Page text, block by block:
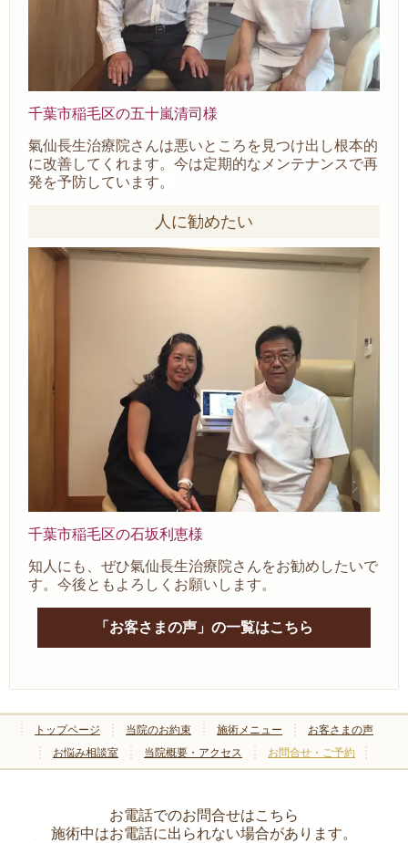
千葉市稲毛区の五十嵐清司様
氣仙長生治療院さんは悪いところを見つけ出し根本的
に改善してくれます。 今は定期的なメンテナンスで再
発を予防しています。
人に勧めたい
千葉市稲毛区の石坂利恵様
知人にも、ぜひ氣仙長生治療院さんをお勧めしたいで
す。今後ともよろしくお願いします。
「お客さまの声」の一覧はこちら
トップページ 当院のお約束 施術メニュー
お客さまの声
お悩み相談室
当院概要・アクセス お問合せ・ご予約
お電話でのお問合せはこちら
施術中はお電話に出られない場合があります。